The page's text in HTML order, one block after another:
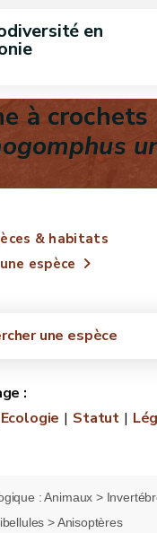
en
à crochets
& habitats
espèce
une espèce
Ecologie Statut
: Animaux >
> Anisoptères